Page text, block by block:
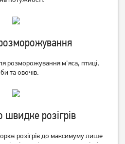
Мікрохвильова піч
розморожування м'яса, птиці,
та овочів.
швидке розігрів
розігрів до максимуму лише